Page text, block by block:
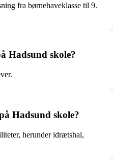
fra børnehaveklasse til 9.
Hadsund skole?
Hadsund skole?
herunder idrætshal,